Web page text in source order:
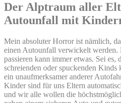
Der Alptraum aller
Autounfall mit
Mein absoluter Horror ist nämlich,
einen Autounfall verwickelt werden.
passieren kann immer etwas. Sei es,
schreienden oder spuckenden
ein unaufmerksamer anderer
Kinder sind für uns Eltern
und wir alle wollen die